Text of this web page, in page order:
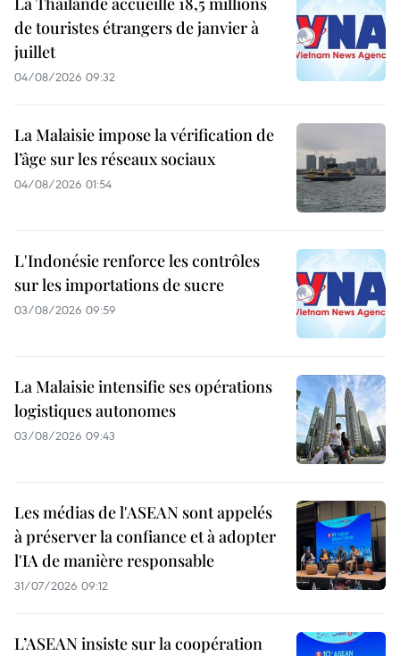
de touristes étrangers de janvier à
juillet
04/08/2026 09:32
La Malaisie impose la vérification de
l’âge sur les réseaux sociaux
04/08/2026 01:54
L'Indonésie renforce les contrôles
sur les importations de sucre
03/08/2026 09:59
La Malaisie intensifie ses opérations
logistiques autonomes
03/08/2026 09:43
Les médias de l'ASEAN sont appelés
à préserver la confiance et à adopter
l'IA de manière responsable
31/07/2026 09:12
L’ASEAN insiste sur la coopération